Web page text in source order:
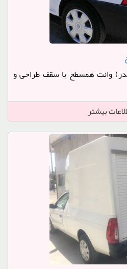
و اتاق عقب ال 90 (تندر) وانت همسطح با سقف طراحی و
بیشتر